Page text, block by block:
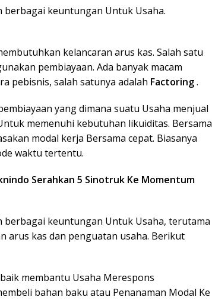
keuntungan Untuk Usaha.
kelancaran arus kas. Salah satu
pembiayaan. Ada banyak macam
pebisnis, salah satunya adalah Factoring.
yang dimana suatu Usaha menjual
memenuhi kebutuhan likuiditas. Bersama
modal kerja Bersama cepat. Biasanya
waktu tertentu.
Serahkan 5 Sinotruk Ke Momentum
keuntungan Untuk Usaha, terutama
arus kas dan penguatan usaha. Berikut
membantu Usaha Merespons
bahan baku atau Penanaman Modal Ke